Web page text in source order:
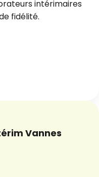
intérimaires
fidélité.
Vannes